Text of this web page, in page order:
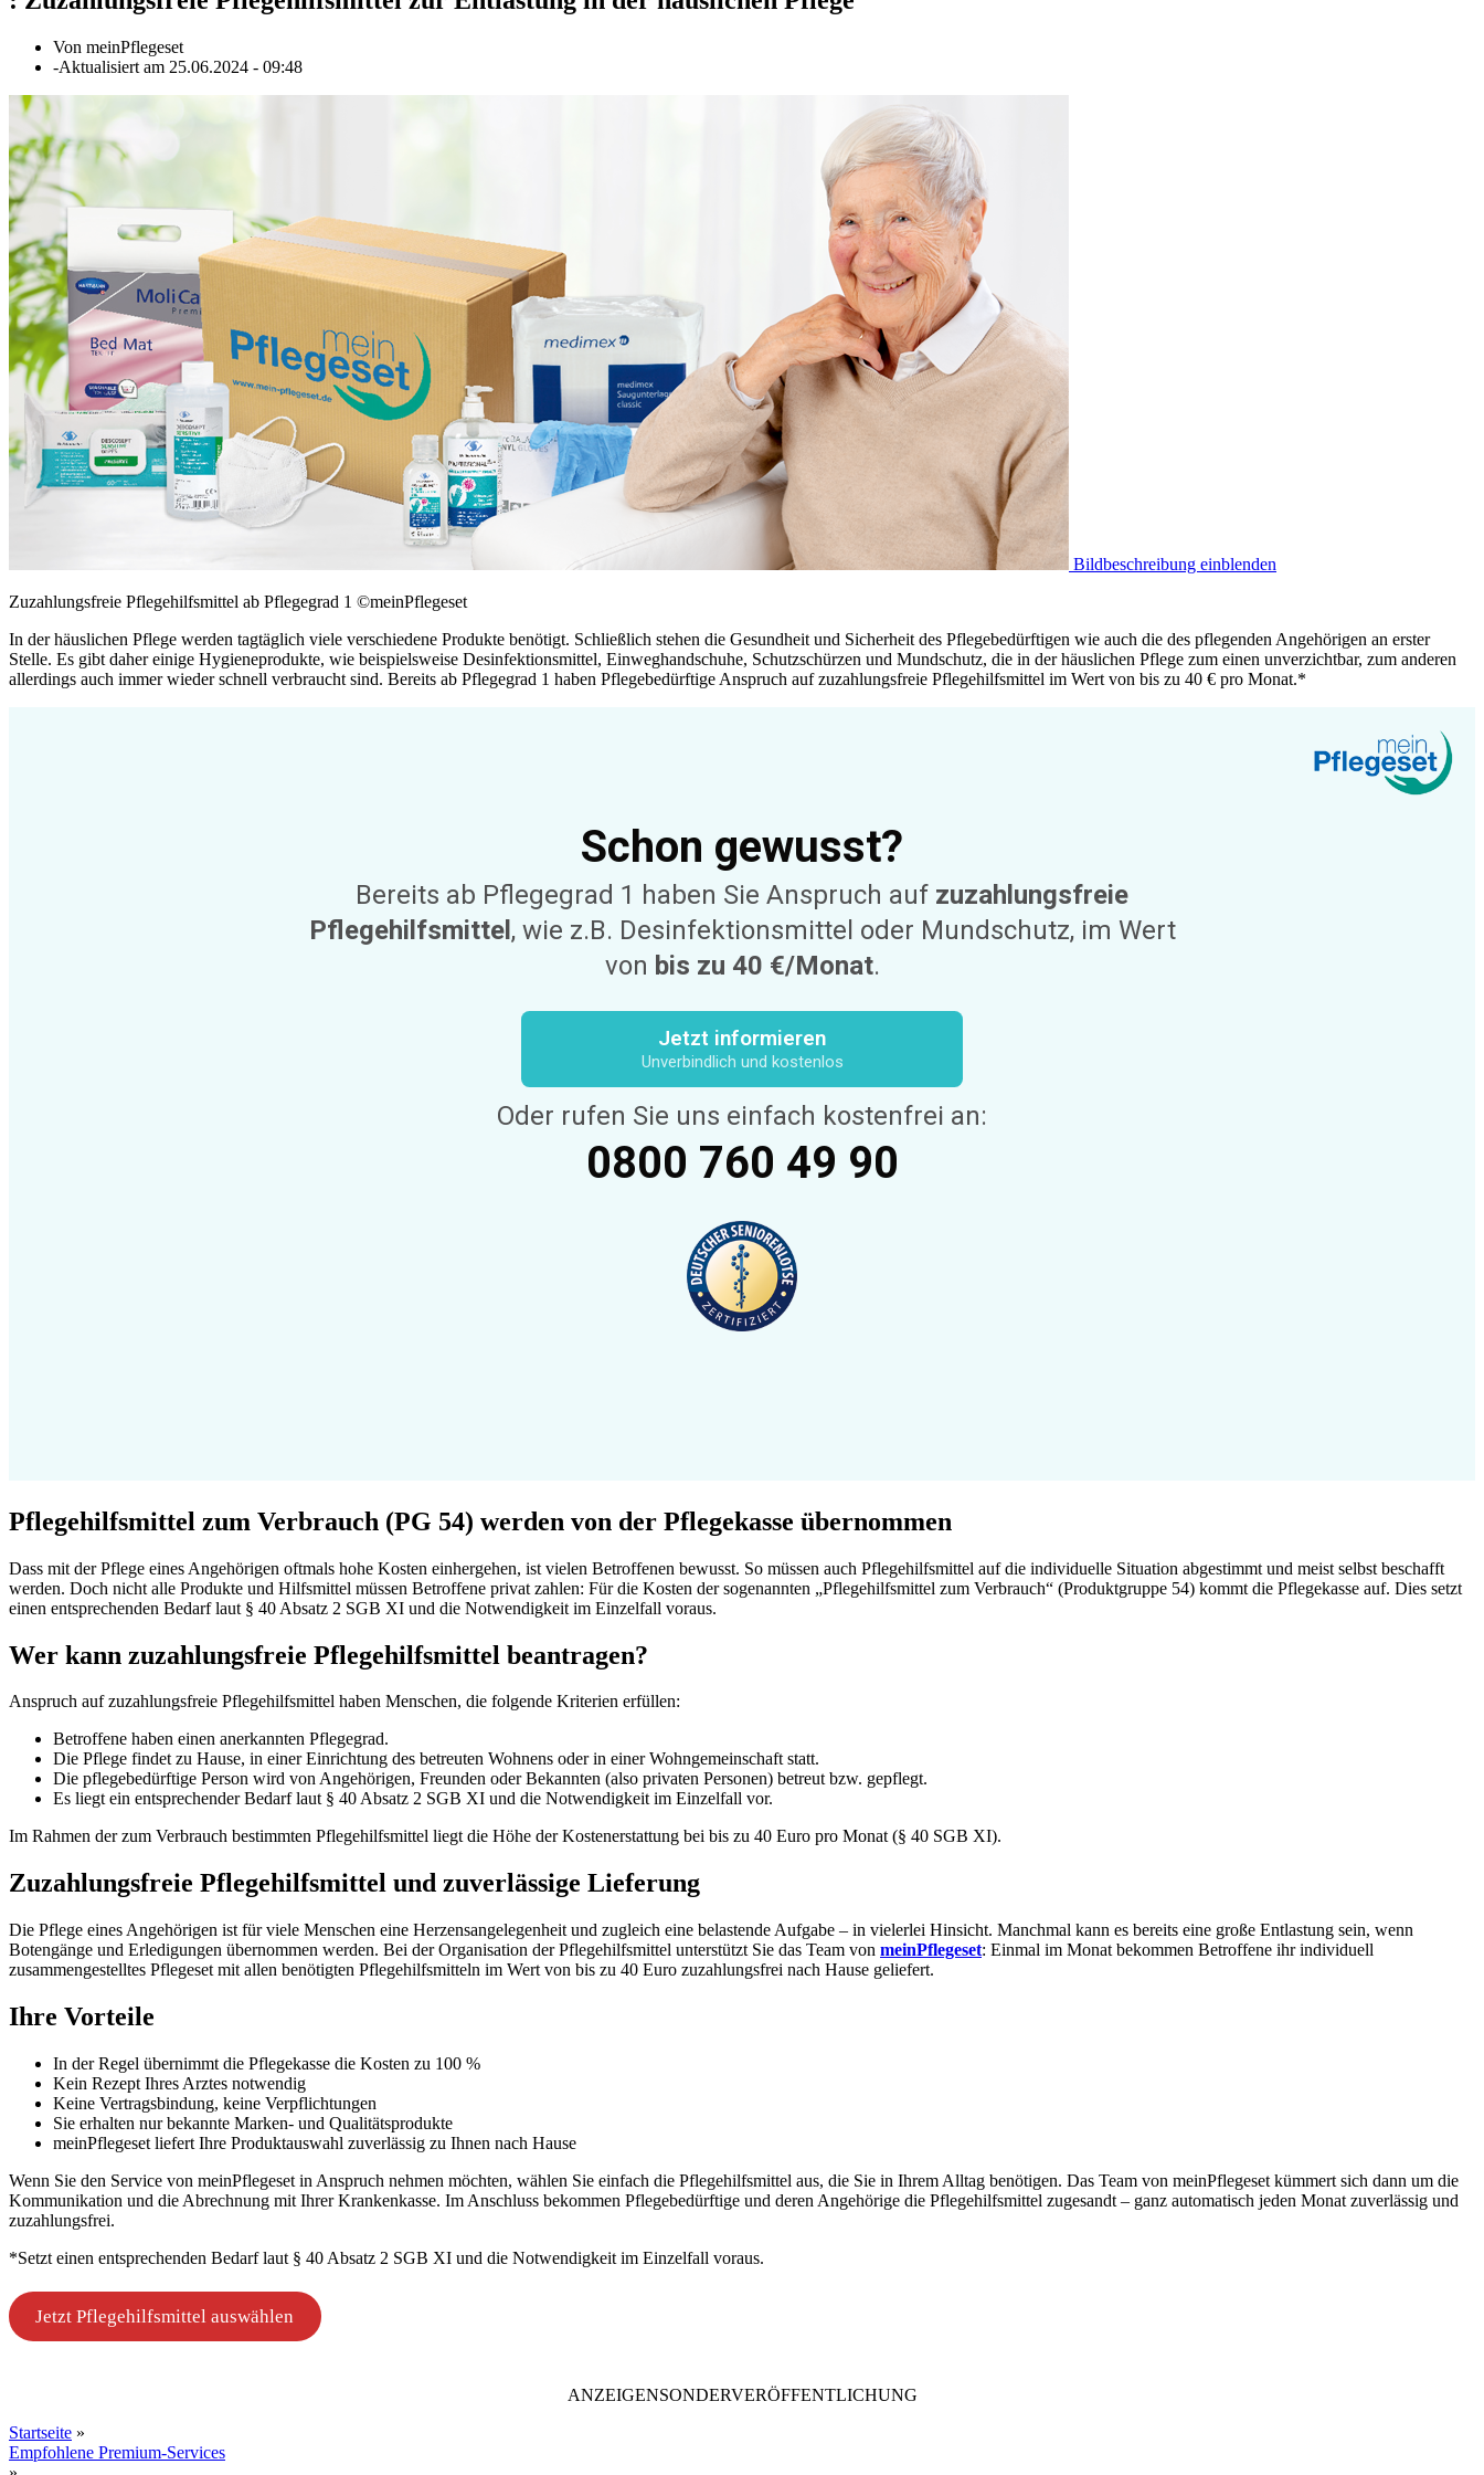
Von meinPflegeset
-Aktualisiert am 25.06.2024 - 09:48
Bildbeschreibung einblenden
Zuzahlungsfreie Pflegehilfsmittel ab Pflegegrad 1 ©meinPflegeset
In der häuslichen Pflege werden tagtäglich viele verschiedene Produkte benötigt. Schließlich stehen die Gesundheit und Sicherheit des Pflegebedürftigen wie auch die des pflegenden Angehörigen an erster
Stelle. Es gibt daher einige Hygieneprodukte, wie beispielsweise Desinfektionsmittel, Einweghandschuhe, Schutzschürzen und Mundschutz, die in der häuslichen Pflege zum einen unverzichtbar, zum anderen
allerdings auch immer wieder schnell verbraucht sind. Bereits ab Pflegegrad 1 haben Pflegebedürftige Anspruch auf zuzahlungsfreie Pflegehilfsmittel im Wert von bis zu 40 € pro Monat.*
Pflegehilfsmittel zum Verbrauch (PG 54) werden von der Pflegekasse übernommen
Dass mit der Pflege eines Angehörigen oftmals hohe Kosten einhergehen, ist vielen Betroffenen bewusst. So müssen auch Pflegehilfsmittel auf die individuelle Situation abgestimmt und meist selbst beschafft
werden. Doch nicht alle Produkte und Hilfsmittel müssen Betroffene privat zahlen: Für die Kosten der sogenannten „Pflegehilfsmittel zum Verbrauch“ (Produktgruppe 54) kommt die Pflegekasse auf. Dies setzt
einen entsprechenden Bedarf laut § 40 Absatz 2 SGB XI und die Notwendigkeit im Einzelfall voraus.
Wer kann zuzahlungsfreie Pflegehilfsmittel beantragen?
Anspruch auf zuzahlungsfreie Pflegehilfsmittel haben Menschen, die folgende Kriterien erfüllen:
Betroffene haben einen anerkannten Pflegegrad.
Die Pflege findet zu Hause, in einer Einrichtung des betreuten Wohnens oder in einer Wohngemeinschaft statt.
Die pflegebedürftige Person wird von Angehörigen, Freunden oder Bekannten (also privaten Personen) betreut bzw. gepflegt.
Es liegt ein entsprechender Bedarf laut § 40 Absatz 2 SGB XI und die Notwendigkeit im Einzelfall vor.
Im Rahmen der zum Verbrauch bestimmten Pflegehilfsmittel liegt die Höhe der Kostenerstattung bei bis zu 40 Euro pro Monat (§ 40 SGB XI).
Zuzahlungsfreie Pflegehilfsmittel und zuverlässige Lieferung
Die Pflege eines Angehörigen ist für viele Menschen eine Herzensangelegenheit und zugleich eine belastende Aufgabe – in vielerlei Hinsicht. Manchmal kann es bereits eine große Entlastung sein, wenn
Botengänge und Erledigungen übernommen werden. Bei der Organisation der Pflegehilfsmittel unterstützt Sie das Team von meinPflegeset: Einmal im Monat bekommen Betroffene ihr individuell
zusammengestelltes Pflegeset mit allen benötigten Pflegehilfsmitteln im Wert von bis zu 40 Euro zuzahlungsfrei nach Hause geliefert.
Ihre Vorteile
In der Regel übernimmt die Pflegekasse die Kosten zu 100 %
Kein Rezept Ihres Arztes notwendig
Keine Vertragsbindung, keine Verpflichtungen
Sie erhalten nur bekannte Marken- und Qualitätsprodukte
meinPflegeset liefert Ihre Produktauswahl zuverlässig zu Ihnen nach Hause
Wenn Sie den Service von meinPflegeset in Anspruch nehmen möchten, wählen Sie einfach die Pflegehilfsmittel aus, die Sie in Ihrem Alltag benötigen. Das Team von meinPflegeset kümmert sich dann um die
Kommunikation und die Abrechnung mit Ihrer Krankenkasse. Im Anschluss bekommen Pflegebedürftige und deren Angehörige die Pflegehilfsmittel zugesandt – ganz automatisch jeden Monat zuverlässig und
zuzahlungsfrei.
*Setzt einen entsprechenden Bedarf laut § 40 Absatz 2 SGB XI und die Notwendigkeit im Einzelfall voraus.
Jetzt Pflegehilfsmittel auswählen
ANZEIGENSONDERVERÖFFENTLICHUNG
Startseite »
Empfohlene Premium-Services